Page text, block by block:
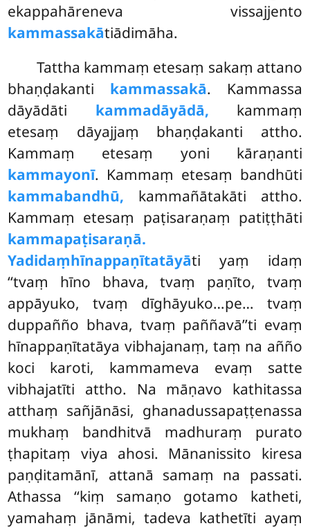
ekappahāreneva vissajjento
kammassakātiādimāha.
Tattha kammaṃ etesaṃ sakaṃ attano
bhaṇḍakanti kammassakā. Kammassa
dāyādāti kammadāyādā, kammaṃ
etesaṃ dāyajjaṃ bhaṇḍakanti attho.
Kammaṃ etesaṃ yoni kāraṇanti
kammayonī. Kammaṃ etesaṃ bandhūti
kammabandhū, kammañātakāti attho.
Kammaṃ etesaṃ paṭisaraṇaṃ patiṭṭhāti
kammapaṭisaraṇā.
Yadidaṃhīnappaṇītatāyāti yaṃ idaṃ
‘‘tvaṃ hīno bhava, tvaṃ paṇīto, tvaṃ
appāyuko, tvaṃ dīghāyuko…pe… tvaṃ
duppañño bhava, tvaṃ paññavā’’ti evaṃ
hīnappaṇītatāya vibhajanaṃ, taṃ na añño
koci karoti, kammameva evaṃ satte
vibhajatīti attho. Na māṇavo kathitassa
atthaṃ sañjānāsi, ghanadussapaṭṭenassa
mukhaṃ bandhitvā madhuraṃ purato
ṭhapitaṃ viya ahosi. Mānanissito kiresa
paṇḍitamānī, attanā samaṃ na passati.
Athassa ‘‘kiṃ samaṇo gotamo katheti,
yamahaṃ jānāmi, tadeva kathetīti ayaṃ